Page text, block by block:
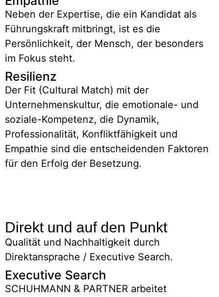
Neben der Expertise, die ein Kandidat als
Führungskraft mitbringt, ist es die
Persönlichkeit, der Mensch, der besonders
im Fokus steht.
Resilienz
Der Fit (Cultural Match) mit der
Unternehmenskultur, die emotionale- und
soziale-Kompetenz, die Dynamik,
Professionalität, Konfliktfähigkeit und
Empathie sind die entscheidenden Faktoren
für den Erfolg der Besetzung.
Direkt und auf den Punkt
Qualität und Nachhaltigkeit durch
Direktansprache / Executive Search.
Executive Search
SCHUHMANN & PARTNER arbeitet